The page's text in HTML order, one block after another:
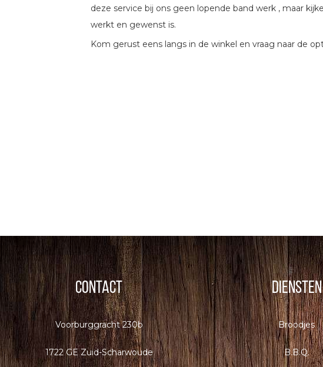
deze service bij ons geen lopende band werk , maar
werkt en gewenst is.
Kom gerust eens langs in de winkel en vraag naar de
Contact
Voorburggracht 230b
1722 GE Zuid-Scharwoude
Diensten
Broodjes
B.B.Q.